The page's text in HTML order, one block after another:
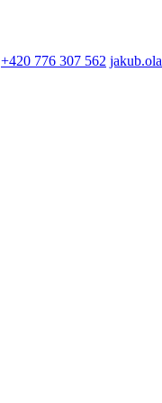
+420 776 307 562